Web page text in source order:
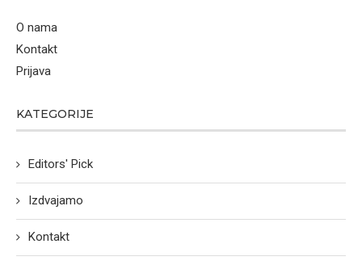
O nama
Kontakt
Prijava
KATEGORIJE
Editors' Pick
Izdvajamo
Kontakt